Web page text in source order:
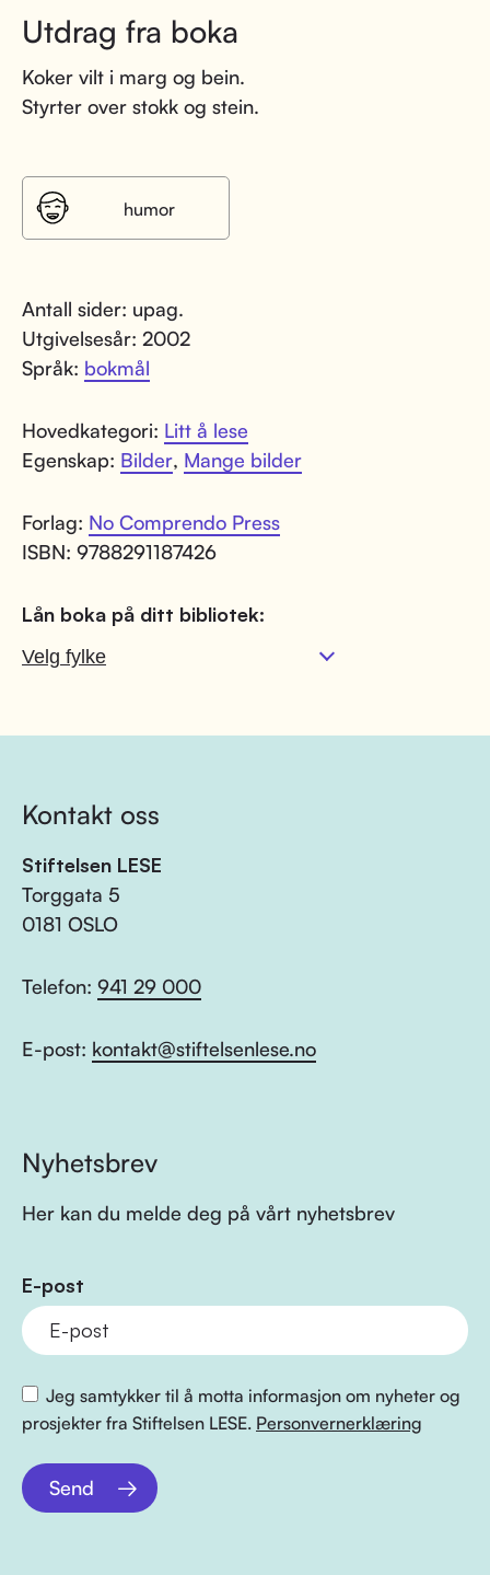
Utdrag fra boka
Koker vilt i marg og bein.
Styrter over stokk og stein.
humor
Antall sider: upag.
Utgivelsesår: 2002
Språk: bokmål
Hovedkategori: Litt å lese
Egenskap: Bilder, Mange bilder
Forlag: No Comprendo Press
ISBN: 9788291187426
Lån boka på ditt bibliotek:
Kontakt oss
Stiftelsen LESE
Torggata 5
0181 OSLO
Telefon: 941 29 000
E-post: kontakt@stiftelsenlese.no
Nyhetsbrev
Her kan du melde deg på vårt nyhetsbrev
E-post
Jeg samtykker til å motta informasjon om nyheter og
prosjekter fra Stiftelsen LESE. Personvernerklæring
Send